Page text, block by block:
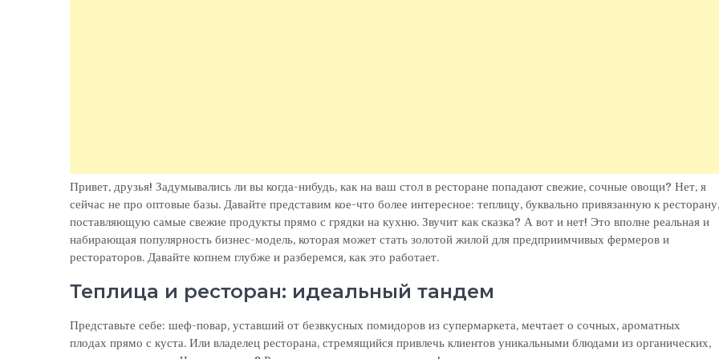
Привет, друзья! Задумывались ли вы когда-нибудь, как на ваш стол в ресторане попадают свежие, сочные овощи? Нет, я
сейчас не про оптовые базы. Давайте представим кое-что более интересное: теплицу, буквально привязанную к ресторану,
поставляющую самые свежие продукты прямо с грядки на кухню. Звучит как сказка? А вот и нет! Это вполне реальная и
набирающая популярность бизнес-модель, которая может стать золотой жилой для предприимчивых фермеров и
рестораторов. Давайте копнем глубже и разберемся, как это работает.
Теплица и ресторан: идеальный тандем
Представьте себе: шеф-повар, уставший от безвкусных помидоров из супермаркета, мечтает о сочных, ароматных
плодах прямо с куста. Или владелец ресторана, стремящийся привлечь клиентов уникальными блюдами из органических,